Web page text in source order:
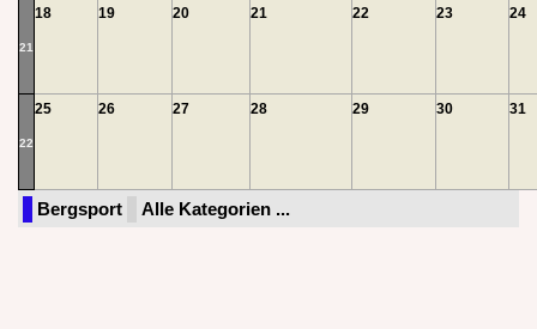
21
18 19 20 21 22 23 24
22
25 26 27 28 29 30 31
Bergsport Alle Kategorien ...